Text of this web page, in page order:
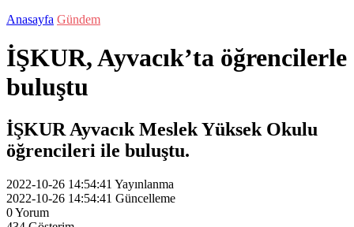
Anasayfa Gündem
İŞKUR, Ayvacık’ta öğrencilerle
buluştu
İŞKUR Ayvacık Meslek Yüksek Okulu
öğrencileri ile buluştu.
2022-10-26 14:54:41 Yayınlanma
2022-10-26 14:54:41 Güncelleme
0Yorum